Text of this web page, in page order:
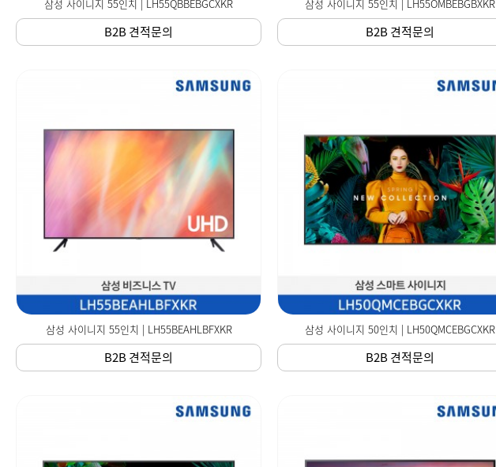
삼성 사이니지 55인치 | LH55QBBEBGCXKR
B2B 견적문의
삼성 사이니지 55인치 | LH55OMBEBGBXKR
B2B 견적문의
삼성 사이니지 55인치 | LH55BEAHLBFXKR
B2B 견적문의
삼성 사이니지 50인치 | LH50QMCEBGCXKR
B2B 견적문의